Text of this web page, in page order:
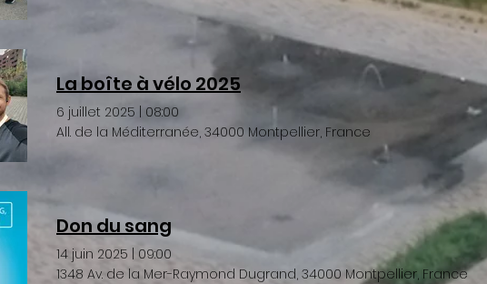
La boîte à vélo 2025
6 juillet 2025 | 08:00
All. de la Méditerranée, 34000 Montpellier, France
Don du sang
14 juin 2025 | 09:00
1348 Av. de la Mer-Raymond Dugrand, 34000 Montpellier, France